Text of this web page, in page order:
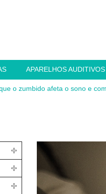
APARELHOS AUDITIVOS
o zumbido afeta o sono e